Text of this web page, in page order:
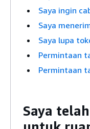
Saya ingin
Saya
Saya lupa
Permintaan
Permintaan
Saya